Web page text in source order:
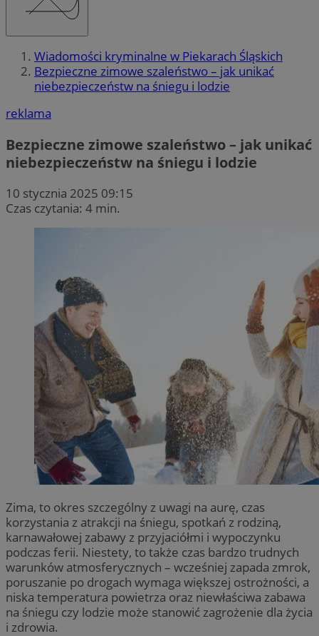
Wiadomości kryminalne w Piekarach Śląskich
Bezpieczne zimowe szaleństwo – jak unikać
niebezpieczeństw na śniegu i lodzie
reklama
Bezpieczne zimowe szaleństwo – jak unikać
niebezpieczeństw na śniegu i lodzie
10 stycznia 2025 09:15
Czas czytania: 4 min.
Zima, to okres szczególny z uwagi na aurę, czas
korzystania z atrakcji na śniegu, spotkań z rodziną,
karnawałowej zabawy z przyjaciółmi i wypoczynku
podczas ferii. Niestety, to także czas bardzo trudnych
warunków atmosferycznych – wcześniej zapada zmrok,
poruszanie po drogach wymaga większej ostrożności, a
niska temperatura powietrza oraz niewłaściwa zabawa
na śniegu czy lodzie może stanowić zagrożenie dla życia
i zdrowia.